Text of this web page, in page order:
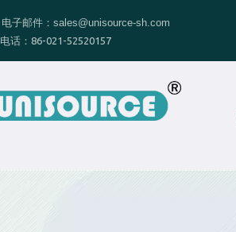
电子邮件 ： sales@unisource-sh.com
电话：86-021-52520157